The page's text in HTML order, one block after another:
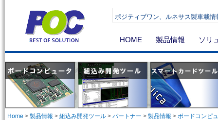
ポジティブワン、ルネサス製車載
HOME 製品情報 ソリ
Home > 製品情報 > 組込み開発ツール > パートナー > 製品情報 > ボードコンピ